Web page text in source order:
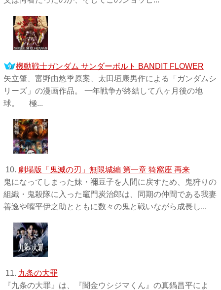
機動戦士ガンダム サンダーボルト BANDIT FLOWER
矢立肇、富野由悠季原案、太田垣康男作による「ガンダムシ
リーズ」の漫画作品。 一年戦争が終結して八ヶ月後の地
球。 極...
10. 劇場版「鬼滅の刃」無限城編 第一章 猗窩座 再来
鬼になってしまった妹・禰󠄀豆子を人間に戻すため、鬼狩りの
組織・鬼殺隊に入った竈門炭治郎は、同期の仲間である我妻
善逸や嘴平伊之助とともに数々の鬼と戦いながら成長し...
11. 九条の大罪
『九条の大罪』は、『闇金ウシジマくん』の真鍋昌平によ